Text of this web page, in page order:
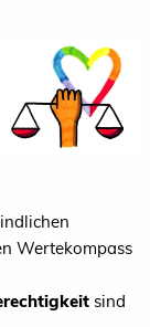
Wertekompass
sind